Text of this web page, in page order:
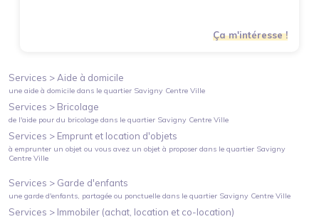
Ça m'intéresse !
Services >Aide à domicile
une aide à domicile dans le quartier Savigny Centre Ville
Services > Bricolage
de l'aide pour du bricolage dans le quartier Savigny Centre Ville
Services > Emprunt et location d'objets
à emprunter un objet ou vous avez un objet à proposer dans le quartier Savigny
Centre Ville
Services > Garde d'enfants
une garde d'enfants, partagée ou ponctuelle dans le quartier Savigny Centre Ville
Services > Immobiler (achat, location et co-location)